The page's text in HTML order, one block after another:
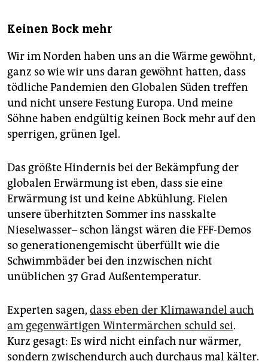
Keinen Bock mehr
Wir im Norden haben uns an die Wärme gewöhnt,
ganz so wie wir uns daran gewöhnt hatten, dass
tödliche Pandemien den Globalen Süden treffen
und nicht unsere Festung Europa. Und meine
Söhne haben endgültig keinen Bock mehr auf den
sperrigen, grünen Igel.
Das größte Hindernis bei der Bekämpfung der
globalen Erwärmung ist eben, dass sie eine
Erwärmung ist und keine Abkühlung. Fielen
unsere überhitzten Sommer ins nasskalte
Nieselwasser– schon längst wären die FFF-Demos
so generationengemischt überfüllt wie die
Schwimmbäder bei den inzwischen nicht
unüblichen 37 Grad Außentemperatur.
Experten sagen, dass eben der Klimawandel auch
am gegenwärtigen Wintermärchen schuld sei.
Kurz gesagt: Es wird nicht einfach nur wärmer,
sondern zwischendurch auch durchaus mal kälter.